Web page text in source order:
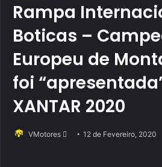
Rampa
Boticas –
Europeu de
foi
XANTAR 2020
VMotores
Send12 de Fevereiro, 2020